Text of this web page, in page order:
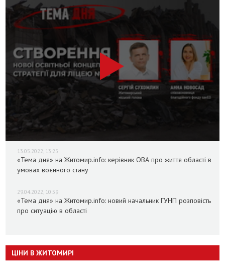
13.05.2022, 13:25
«Тема дня» на Житомир.info: керівник ОВА про життя області в
умовах воєнного стану
29.04.2022, 10:59
«Тема дня» на Житомир.info: новий начальник ГУНП розповість
про ситуацію в області
ЦІНИ В ЖИТОМИРІ